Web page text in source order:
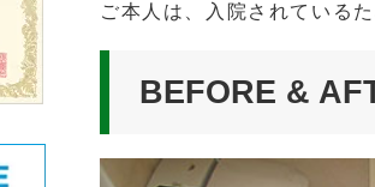
ご本人は、入院されている
BEFORE &